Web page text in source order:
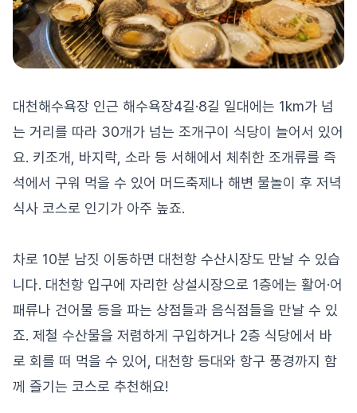
대천해수욕장 인근 해수욕장4길·8길 일대에는 1km가 넘
는 거리를 따라 30개가 넘는 조개구이 식당이 늘어서 있어
요. 키조개, 바지락, 소라 등 서해에서 체취한 조개류를 즉
석에서 구워 먹을 수 있어 머드축제나 해변 물놀이 후 저녁
식사 코스로 인기가 아주 높죠.
차로 10분 남짓 이동하면 대천항 수산시장도 만날 수 있습
니다. 대천항 입구에 자리한 상설시장으로 1층에는 활어·어
패류나 건어물 등을 파는 상점들과 음식점들을 만날 수 있
죠. 제철 수산물을 저렴하게 구입하거나 2층 식당에서 바
로 회를 떠 먹을 수 있어, 대천항 등대와 항구 풍경까지 함
께 즐기는 코스로 추천해요!